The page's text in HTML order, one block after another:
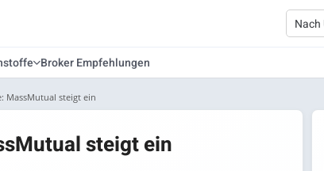
Broker Empfehlungen
MassMutual steigt ein
steigt ein